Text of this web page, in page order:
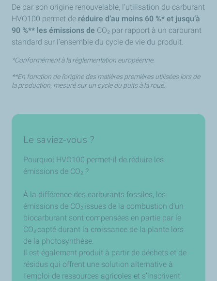
De par son origine renouvelable, l’utilisation du carburant
HVO100 permet de réduire d’au moins 60 %* et jusqu’à
90 %** les émissions de CO₂ par rapport à un carburant
standard sur l’ensemble du cycle de vie du produit.
*Conformément à la règlementation européenne.
**En fonction de l’origine des matières premières utilisées lors de
la production, mesuré sur un cycle du puits à la roue.
Le saviez-vous ?
Pourquoi HVO100 permet-il de réduire les
émissions de CO₂ ?
À la différence des carburants fossiles, les
émissions de CO₂ issues de la combustion d’un
biocarburant sont compensées en partie par le
CO₂ capté durant la croissance de la plante lors
de la photosynthèse.
Il est également produit à partir de déchets et de
résidus qui offrent une solution alternative à
l’emploi de ressources agricoles et s’inscrivent